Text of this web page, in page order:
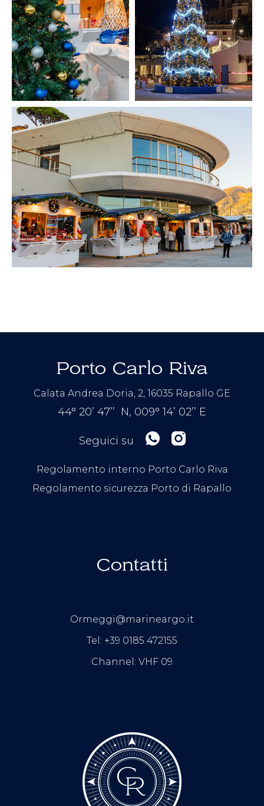
Porto Carlo Riva
Calata Andrea Doria, 2, 16035 Rapallo GE
44° 20’ 47’’ N, 009° 14’ 02’’ E
Seguici su
Regolamento interno Porto Carlo Riva
Regolamento sicurezza Porto di Rapallo
Contatti
Ormeggi@marineargo.it
Tel: +39 0185 472155
Channel: VHF 09